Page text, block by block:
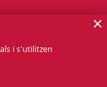
i s'utilitzen
×